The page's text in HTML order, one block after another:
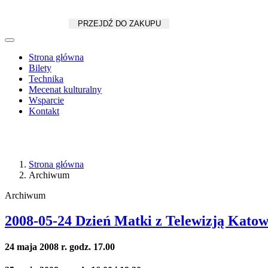
PRZEJDŹ DO ZAKUPU
Strona główna
Bilety
Technika
Mecenat kulturalny
Wsparcie
Kontakt
Strona główna
Archiwum
Archiwum
2008-05-24 Dzień Matki z Telewizją
24 maja 2008 r. godz. 17.00